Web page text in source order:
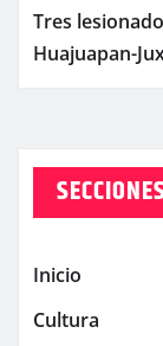
Tres
Huajuapan-
Inicio
Cultura